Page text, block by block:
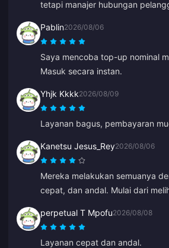
tetapi manajer hubungan
serta menepati janjinya untuk
kompensasi. Hasil yang
menghargai usahanya. Terima
Pablin2026/08/06
Saya mencoba top-up nominal
Masuk secara instan.
Yhjk Kkkk2026/08/09
Layanan bagus, pembayaran
Kanetsu Jesus_Rey2026/08/06
Mereka melakukan semuanya
cepat, dan andal. Mulai dari
membuat mereka jauh lebih
karena mencegah banyak
perpetual T Mpofu2026/08/08
Layanan cepat dan andal.